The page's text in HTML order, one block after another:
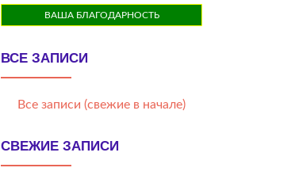
ВАША БЛАГОДАРНОСТЬ
ВСЕ ЗАПИСИ
Все записи (свежие в начале)
СВЕЖИЕ ЗАПИСИ